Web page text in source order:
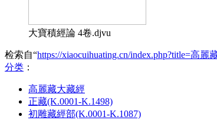
大寶積經論 4卷.djvu
检索自“https://xiaocuihuating.cn/index.php?title=高
分类 ：​
高麗藏大藏經
正藏(K.0001-K.1498)
初雕藏經部(K.0001-K.1087)